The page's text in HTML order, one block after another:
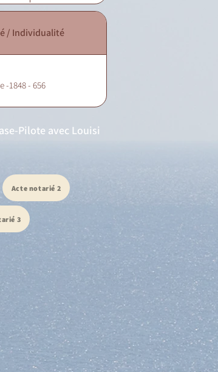
/ Individualité
-1848 - 656
Pilote avec Louisi
Acte notarié 2
3